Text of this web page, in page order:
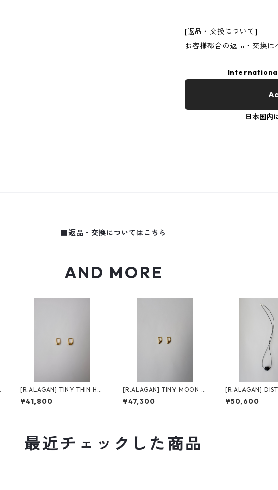
[返品・交換について]
お客様都合の返品・交換は
日本国内
■返品・交換についてはこちら
AND MORE
[R.ALAGAN] TINY THIN HO
OPS / GOLD
¥41,800
[R.ALAGAN] TINY MOON H
OOPS / GOLD
¥47,300
[R.ALAGAN]
STONE CHOKER
N
¥50,600
最近チェックした商品